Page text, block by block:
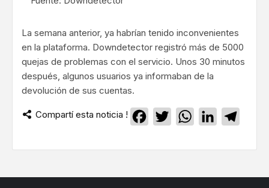
La semana anterior, ya habrían tenido inconvenientes
en la plataforma. Downdetector registró más de 5000
quejas de problemas con el servicio. Unos 30 minutos
después, algunos usuarios ya informaban de la
devolución de sus cuentas.
Compartí esta noticia ! Facebook
TwitterWhatsApp
LinkedIn